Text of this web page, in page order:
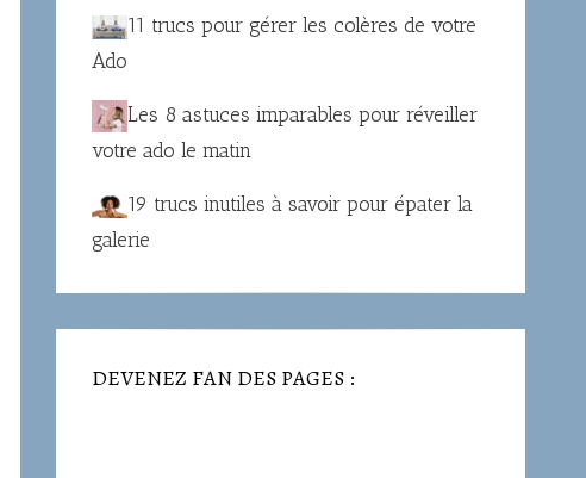
11 trucs pour gérer les colères de votre
Ado
Les 8 astuces imparables pour réveiller
votre ado le matin
19 trucs inutiles à savoir pour épater la
galerie
DEVENEZ FAN DES PAGES :